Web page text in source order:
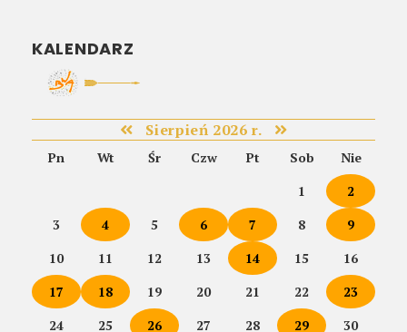
KALENDARZ
Sierpień 2026 r.
Pn Wt Śr Czw Pt Sob
Nie
1
2
3
4 5 6 7 8
9
10
11 12 13 14 15
16
17
18 19 20 21 22
23
24
25 26 27 28 29 30